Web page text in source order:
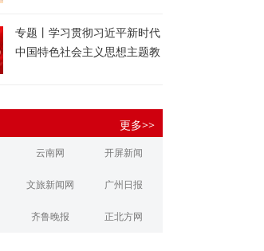
专题丨学习贯彻习近平新时代
中国特色社会主义思想主题教
更多>>
云南网 开屏新闻
文旅新闻网 广州日报
齐鲁晚报 正北方网